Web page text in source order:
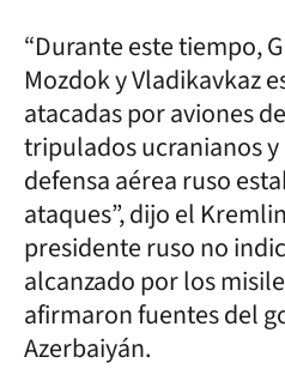
“Durante este tiempo,
Mozdok y Vladikavkaz
atacadas por aviones
tripulados ucranianos y
defensa aérea ruso
ataques”, dijo el
presidente ruso no
alcanzado por los
afirmaron fuentes del
Azerbaiyán.